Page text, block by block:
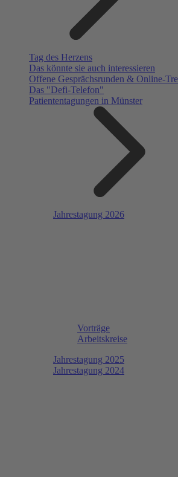
Tag des Herzens
Das könnte sie auch interessieren
Offene Gesprächsrunden & Online-
Das "Defi-Telefon"
Patiententagungen in Münster
Jahrestagung 2026
Vorträge
Arbeitskreise
Jahrestagung 2025
Jahrestagung 2024